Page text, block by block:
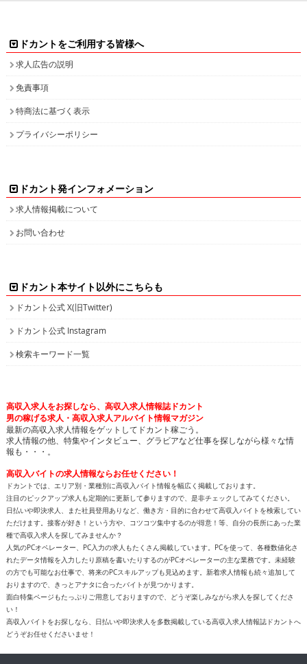
ドカントをご利用する皆様へ
求人広告の説明
免責事項
特商法に基づく表示
プライバシーポリシー
ドカント発インフォメーション
求人情報掲載について
お問い合わせ
ドカント本サイト以外にこちらも
ドカント公式 X(旧Twitter)
ドカント公式 Instagram
検索キーワード一覧
高収入求人をお探しなら、高収入求人情報誌ドカント
男の稼げる求人・高収入求人アルバイト情報マガジン
最新の高収入求人情報をゲットしてドカント稼ごう。
求人情報の他、特集やインタビュー、グラビアなど仕事を探しながら様々な情
報も・・・。
高収入バイトの求人情報ならお任せください！
ドカントでは、エリア別・業種別に高収入バイト情報を幅広く掲載しております。
注目のピックアップ求人も定期的に更新して参りますので、是非チェックしてみてください。
日払いや即決求人、また社員登用ありなど、働き方・目的に合わせて高収入バイトを検索してい
ただけます。接客が好き！という方や、コツコツ集中するのが得意！等、自分の長所にあった業
種で高収入求人を探してみませんか？
人気のPCオペレーター、PC入力の求人もたくさん掲載しています。PCを使って、各種数値化さ
れたデータ情報を入力したり原稿を書いたりするのがPCオペレーターの主な業務です。未経験
の方でも可能なお仕事で、将来のPCスキルアップも見込めます。新着求人情報も続々追加して
おりますので、きっとアナタに合ったバイトが見つかります。
面白特集ページもたっぷりご用意しておりますので、どうぞ楽しみながら求人を探してくださ
い！
高収入バイトをお探しなら、日払いや即決求人を多数掲載している高収入求人情報誌ドカントへ
どうぞお任せくださいませ！